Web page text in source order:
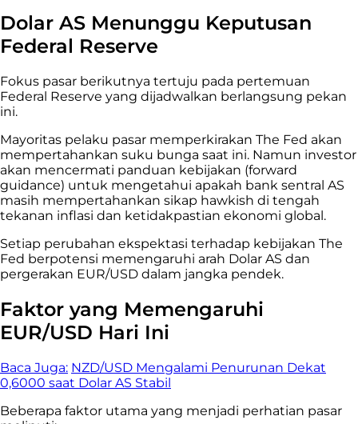
Dolar AS Menunggu Keputusan
Federal Reserve
Fokus pasar berikutnya tertuju pada pertemuan
Federal Reserve yang dijadwalkan berlangsung pekan
ini.
Mayoritas pelaku pasar memperkirakan The Fed akan
mempertahankan suku bunga saat ini. Namun investor
akan mencermati panduan kebijakan (forward
guidance) untuk mengetahui apakah bank sentral AS
masih mempertahankan sikap hawkish di tengah
tekanan inflasi dan ketidakpastian ekonomi global.
Setiap perubahan ekspektasi terhadap kebijakan The
Fed berpotensi memengaruhi arah Dolar AS dan
pergerakan EUR/USD dalam jangka pendek.
Faktor yang Memengaruhi
EUR/USD Hari Ini
Baca Juga: NZD/USD Mengalami Penurunan Dekat
0,6000 saat Dolar AS Stabil
Beberapa faktor utama yang menjadi perhatian pasar